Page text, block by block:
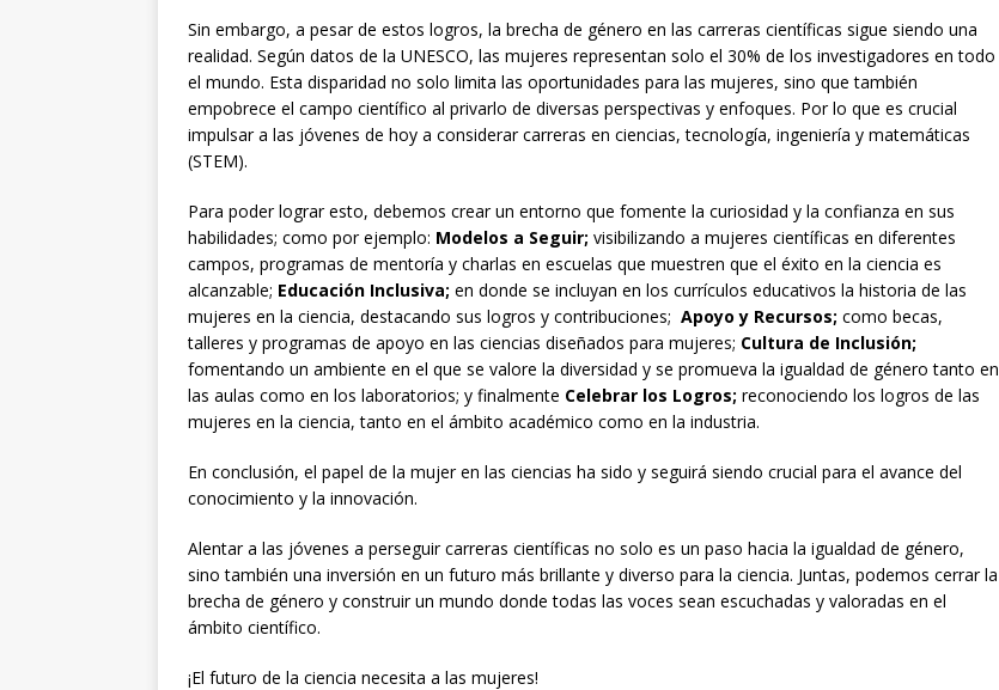
Sin embargo, a pesar de estos logros, la brecha de género en las carreras científicas sigue siendo una
realidad. Según datos de la UNESCO, las mujeres representan solo el 30% de los investigadores en todo
el mundo. Esta disparidad no solo limita las oportunidades para las mujeres, sino que también
empobrece el campo científico al privarlo de diversas perspectivas y enfoques. Por lo que es crucial
impulsar a las jóvenes de hoy a considerar carreras en ciencias, tecnología, ingeniería y matemáticas
(STEM).
Para poder lograr esto, debemos crear un entorno que fomente la curiosidad y la confianza en sus
habilidades; como por ejemplo: Modelos a Seguir; visibilizando a mujeres científicas en diferentes
campos, programas de mentoría y charlas en escuelas que muestren que el éxito en la ciencia es
alcanzable; Educación Inclusiva; en donde se incluyan en los currículos educativos la historia de las
mujeres en la ciencia, destacando sus logros y contribuciones; Apoyo y Recursos; como becas,
talleres y programas de apoyo en las ciencias diseñados para mujeres; Cultura de Inclusión;
fomentando un ambiente en el que se valore la diversidad y se promueva la igualdad de género tanto en
las aulas como en los laboratorios; y finalmente Celebrar los Logros; reconociendo los logros de las
mujeres en la ciencia, tanto en el ámbito académico como en la industria.
En conclusión, el papel de la mujer en las ciencias ha sido y seguirá siendo crucial para el avance del
conocimiento y la innovación.
Alentar a las jóvenes a perseguir carreras científicas no solo es un paso hacia la igualdad de género,
sino también una inversión en un futuro más brillante y diverso para la ciencia. Juntas, podemos cerrar la
brecha de género y construir un mundo donde todas las voces sean escuchadas y valoradas en el
ámbito científico.
¡El futuro de la ciencia necesita a las mujeres!